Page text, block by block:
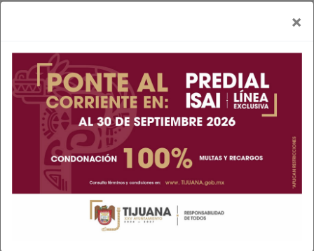
×
Numérica 2T18
CIUDAD DE MÉXICO 2 OCTUBRE 2018
(CIU).- A partir de la masificación de
servicios de telecomunicaciones,
nuestros números ...
Con Rumbo y Dirección
CIUDAD DE MÉXICO 25 SEPTIEMBRE